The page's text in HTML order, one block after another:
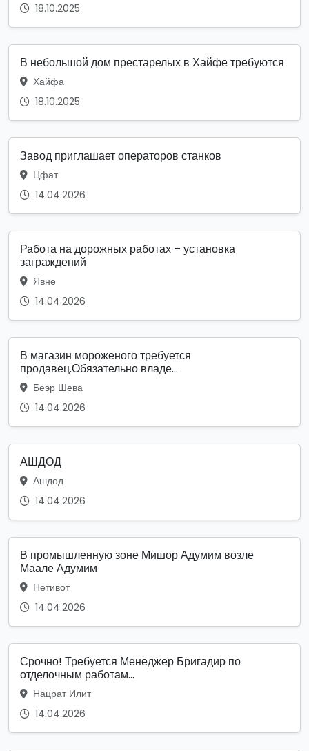
18.10.2025
В небольшой дом престарелых в Хайфе требуются
Хайфа
18.10.2025
Завод приглашает операторов станков
Цфат
14.04.2026
Работа на дорожных работах – установка
заграждений
Явне
14.04.2026
В магазин мороженого требуется
продавец.Обязательно владе...
Беэр Шева
14.04.2026
АШДОД
Ашдод
14.04.2026
В промышленную зоне Мишор Адумим возле
Маале Адумим
Нетивот
14.04.2026
Срочно! Требуется Менеджер Бригадир по
отделочным работам...
Нацрат Илит
14.04.2026